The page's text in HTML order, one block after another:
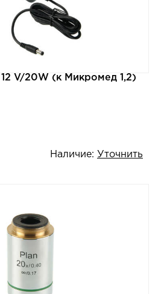
V/20W (к Микромед 1,2)
Наличие: Уточнить